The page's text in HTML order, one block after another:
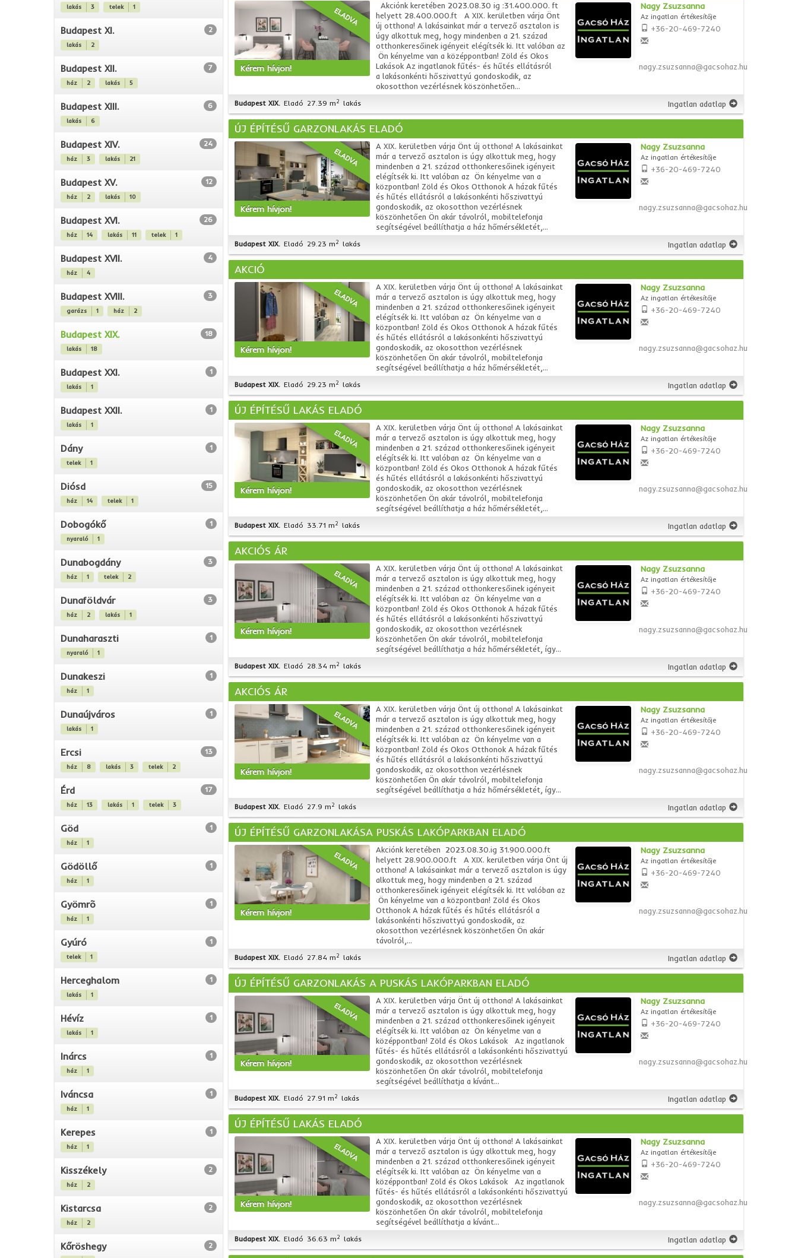
lakás 3 telek 1
Budapest XI. 2
lakás 2
Budapest XII. 7
ház 2 lakás 5
Budapest XIII. 6
lakás 6
Budapest XIV. 24
ház 3 lakás 21
Budapest XV. 12
ház 2 lakás 10
Budapest XVI. 26
ház 14 lakás 11 telek 1
Budapest XVII. 4
ház 4
Budapest XVIII. 3
garázs 1 ház 2
Budapest XIX. 18
lakás 18
Budapest XXI. 1
lakás 1
Budapest XXII. 1
lakás 1
Dány 1
telek 1
Diósd 15
ház 14 telek 1
Dobogókő 1
nyaraló 1
Dunabogdány 3
ház 1 telek 2
Dunaföldvár 3
ház 2 lakás 1
Dunaharaszti 1
nyaraló 1
Dunakeszi 1
ház 1
Dunaújváros 1
lakás 1
Ercsi 13
ház 8 lakás 3 telek 2
Érd 17
ház 13 lakás 1 telek 3
Göd 1
ház 1
Gödöllő 1
ház 1
Gyömrõ 1
ház 1
Gyúró 1
telek 1
Herceghalom 1
lakás 1
Hévíz 1
lakás 1
Inárcs 1
ház 1
Iváncsa 1
ház 1
Kerepes 1
ház 1
Kisszékely 2
ház 2
Kistarcsa 2
ház 2
Kőröshegy 2
ELADVA
Kérem hívjon!
Akciónk keretében 2023.08.30 ig :31.400.000. ft
helyett 28.400.000.ft A XIX. kerületben várja Önt
új otthona! A lakásainkat már a tervező asztalon is
úgy alkottuk meg, hogy mindenben a 21. század
otthonkeresőinek igényeit elégítsék ki. Itt valóban az
Ön kényelme van a középpontban! Zöld és Okos
Lakások Az ingatlanok fűtés- és hűtés ellátásról
a lakásonkénti hőszivattyú gondoskodik, az
okosotthon vezérlésnek köszönhetően...
Nagy Zsuzsanna
Az ingatlan értékesítője
+36-20-469-7240
nagy.zsuzsanna@gacsohaz.hu
Budapest XIX. Eladó 27.39 m2 lakás Ingatlan adatlap
ÚJ ÉPÍTÉSŰ GARZONLAKÁS ELADÓ
ELADVA
Kérem hívjon!
A XIX. kerületben várja Önt új otthona! A lakásainkat
már a tervező asztalon is úgy alkottuk meg, hogy
mindenben a 21. század otthonkeresőinek igényeit
elégítsék ki. Itt valóban az Ön kényelme van a
központban! Zöld és Okos Otthonok A házak fűtés
és hűtés ellátásról a lakásonkénti hőszivattyú
gondoskodik, az okosotthon vezérlésnek
köszönhetően Ön akár távolról, mobiltelefonja
segítségével beállíthatja a ház hőmérsékletét,...
Nagy Zsuzsanna
Az ingatlan értékesítője
+36-20-469-7240
nagy.zsuzsanna@gacsohaz.hu
Budapest XIX. Eladó 29.23 m2 lakás Ingatlan adatlap
AKCIÓ
ELADVA
Kérem hívjon!
A XIX. kerületben várja Önt új otthona! A lakásainkat
már a tervező asztalon is úgy alkottuk meg, hogy
mindenben a 21. század otthonkeresőinek igényeit
elégítsék ki. Itt valóban az Ön kényelme van a
központban! Zöld és Okos Otthonok A házak fűtés
és hűtés ellátásról a lakásonkénti hőszivattyú
gondoskodik, az okosotthon vezérlésnek
köszönhetően Ön akár távolról, mobiltelefonja
segítségével beállíthatja a ház hőmérsékletét,...
Nagy Zsuzsanna
Az ingatlan értékesítője
+36-20-469-7240
nagy.zsuzsanna@gacsohaz.hu
Budapest XIX. Eladó 29.23 m2 lakás Ingatlan adatlap
ÚJ ÉPÍTÉSŰ LAKÁS ELADÓ
ELADVA
Kérem hívjon!
A XIX. kerületben várja Önt új otthona! A lakásainkat
már a tervező asztalon is úgy alkottuk meg, hogy
mindenben a 21. század otthonkeresőinek igényeit
elégítsék ki. Itt valóban az Ön kényelme van a
központban! Zöld és Okos Otthonok A házak fűtés
és hűtés ellátásról a lakásonkénti hőszivattyú
gondoskodik, az okosotthon vezérlésnek
köszönhetően Ön akár távolról, mobiltelefonja
segítségével beállíthatja a ház hőmérsékletét,...
Nagy Zsuzsanna
Az ingatlan értékesítője
+36-20-469-7240
nagy.zsuzsanna@gacsohaz.hu
Budapest XIX. Eladó 33.71 m2 lakás Ingatlan adatlap
AKCIÓS ÁR
ELADVA
Kérem hívjon!
A XIX. kerületben várja Önt új otthona! A lakásainkat
már a tervező asztalon is úgy alkottuk meg, hogy
mindenben a 21. század otthonkeresőinek igényeit
elégítsék ki. Itt valóban az Ön kényelme van a
központban! Zöld és Okos Otthonok A házak fűtés
és hűtés ellátásról a lakásonkénti hőszivattyú
gondoskodik, az okosotthon vezérlésnek
köszönhetően Ön akár távolról, mobiltelefonja
segítségével beállíthatja a ház hőmérsékletét, így...
Nagy Zsuzsanna
Az ingatlan értékesítője
+36-20-469-7240
nagy.zsuzsanna@gacsohaz.hu
Budapest XIX. Eladó 28.34 m2 lakás Ingatlan adatlap
AKCIÓS ÁR
ELADVA
Kérem hívjon!
A XIX. kerületben várja Önt új otthona! A lakásainkat
már a tervező asztalon is úgy alkottuk meg, hogy
mindenben a 21. század otthonkeresőinek igényeit
elégítsék ki. Itt valóban az Ön kényelme van a
központban! Zöld és Okos Otthonok A házak fűtés
és hűtés ellátásról a lakásonkénti hőszivattyú
gondoskodik, az okosotthon vezérlésnek
köszönhetően Ön akár távolról, mobiltelefonja
segítségével beállíthatja a ház hőmérsékletét, így...
Nagy Zsuzsanna
Az ingatlan értékesítője
+36-20-469-7240
nagy.zsuzsanna@gacsohaz.hu
Budapest XIX. Eladó 27.9 m2 lakás Ingatlan adatlap
ÚJ ÉPÍTÉSŰ GARZONLAKÁSA PUSKÁS LAKÓPARKBAN ELADÓ
ELADVA
Kérem hívjon!
Akciónk keretében 2023.08.30.ig 31.900.000.ft
helyett 28.900.000.ft A XIX. kerületben várja Önt új
otthona! A lakásainkat már a tervező asztalon is úgy
alkottuk meg, hogy mindenben a 21. század
otthonkeresőinek igényeit elégítsék ki. Itt valóban az
Ön kényelme van a központban! Zöld és Okos
Otthonok A házak fűtés és hűtés ellátásról a
lakásonkénti hőszivattyú gondoskodik, az
okosotthon vezérlésnek köszönhetően Ön akár
távolról,...
Nagy Zsuzsanna
Az ingatlan értékesítője
+36-20-469-7240
nagy.zsuzsanna@gacsohaz.hu
Budapest XIX. Eladó 27.84 m2 lakás Ingatlan adatlap
ÚJ ÉPÍTÉSŰ GARZONLAKÁS A PUSKÁS LAKÓPARKBAN ELADÓ
ELADVA
Kérem hívjon!
A XIX. kerületben várja Önt új otthona! A lakásainkat
már a tervező asztalon is úgy alkottuk meg, hogy
mindenben a 21. század otthonkeresőinek igényeit
elégítsék ki. Itt valóban az Ön kényelme van a
középpontban! Zöld és Okos Lakások Az ingatlanok
fűtés- és hűtés ellátásról a lakásonkénti hőszivattyú
gondoskodik, az okosotthon vezérlésnek
köszönhetően Ön akár távolról, mobiltelefonja
segítségével beállíthatja a kívánt...
Nagy Zsuzsanna
Az ingatlan értékesítője
+36-20-469-7240
nagy.zsuzsanna@gacsohaz.hu
Budapest XIX. Eladó 27.91 m2 lakás Ingatlan adatlap
ÚJ ÉPÍTÉSŰ LAKÁS ELADÓ
ELADVA
Kérem hívjon!
A XIX. kerületben várja Önt új otthona! A lakásainkat
már a tervező asztalon is úgy alkottuk meg, hogy
mindenben a 21. század otthonkeresőinek igényeit
elégítsék ki. Itt valóban az Ön kényelme van a
középpontban! Zöld és Okos Lakások Az ingatlanok
fűtés- és hűtés ellátásról a lakásonkénti hőszivattyú
gondoskodik, az okosotthon vezérlésnek
köszönhetően Ön akár távolról, mobiltelefonja
segítségével beállíthatja a kívánt...
Nagy Zsuzsanna
Az ingatlan értékesítője
+36-20-469-7240
nagy.zsuzsanna@gacsohaz.hu
Budapest XIX. Eladó 36.63 m2 lakás Ingatlan adatlap